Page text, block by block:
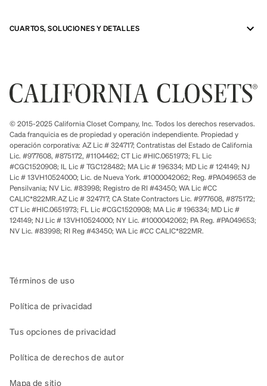
CUARTOS, SOLUCIONES Y DETALLES
© 2015-2025 California Closet Company, Inc. Todos los derechos reservados.
Cada franquicia es de propiedad y operación independiente. Propiedad y
operación corporativa: AZ Lic # 324717; Contratistas del Estado de California
Lic. #977608, #875172, #1104462; CT Lic #HIC.0651973; FL Lic
#CGC1520908; IL Lic # TGC128482; MA Lic # 196334; MD Lic # 124149; NJ
Lic # 13VH10524000; Lic. de Nueva York. #1000042062; Reg. #PA049653 de
Pensilvania; NV Lic. #83998; Registro de RI #43450; WA Lic #CC
CALIC*822MR.AZ Lic # 324717; CA State Contractors Lic. #977608, #875172;
CT Lic #HIC.0651973; FL Lic #CGC1520908; MA Lic # 196334; MD Lic #
124149; NJ Lic # 13VH10524000; NY Lic. #1000042062; PA Reg. #PA049653;
NV Lic. #83998; RI Reg #43450; WA Lic #CC CALIC*822MR.
Términos de uso
Política de privacidad
Tus opciones de privacidad
Política de derechos de autor
Mapa de sitio